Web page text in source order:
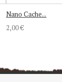
Nano Cache...
2,00 €